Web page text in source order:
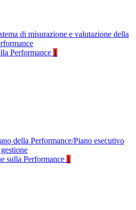
di misurazione e valutazione della
Performance 1
della Performance/Piano esecutivo
sulla Performance 1